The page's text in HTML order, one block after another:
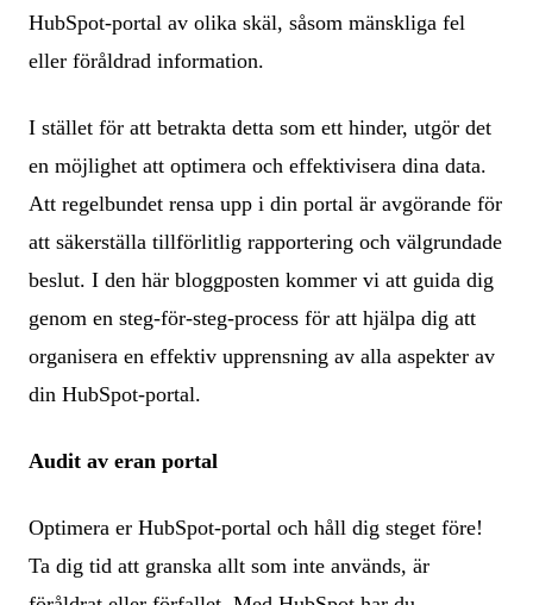
HubSpot-portal av olika skäl, såsom mänskliga fel
eller föråldrad information.
I stället för att betrakta detta som ett hinder, utgör det
en möjlighet att optimera och effektivisera dina data.
Att regelbundet rensa upp i din portal är avgörande för
att säkerställa tillförlitlig rapportering och välgrundade
beslut. I den här bloggposten kommer vi att guida dig
genom en steg-för-steg-process för att hjälpa dig att
organisera en effektiv upprensning av alla aspekter av
din HubSpot-portal.
Audit av eran portal
Optimera er HubSpot-portal och håll dig steget före!
Ta dig tid att granska allt som inte används, är